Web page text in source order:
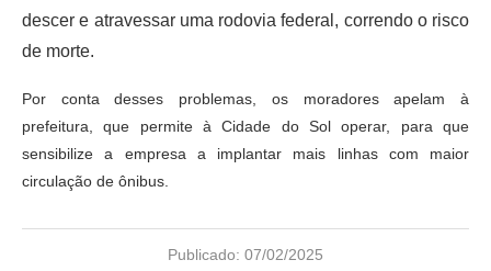
descer e atravessar uma rodovia federal, correndo o risco
de morte.
Por conta desses problemas, os moradores apelam à
prefeitura, que permite à Cidade do Sol operar, para que
sensibilize a empresa a implantar mais linhas com maior
circulação de ônibus.
Publicado: 07/02/2025